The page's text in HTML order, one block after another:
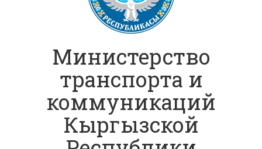
Министерство
транспорта и
коммуникаций
Кыргызской